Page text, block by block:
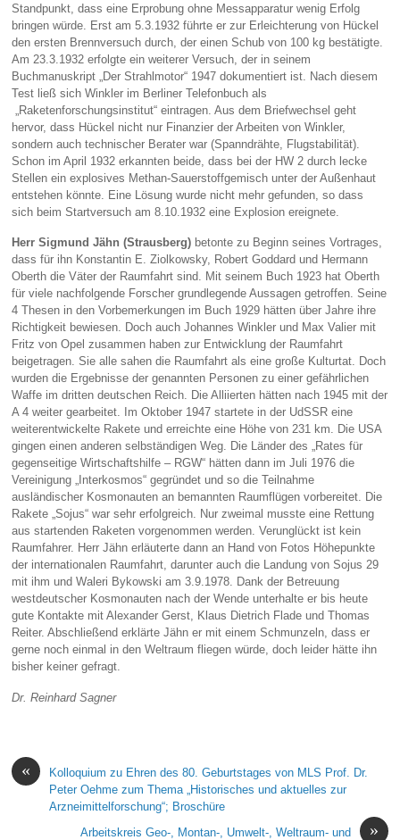
Standpunkt, dass eine Erprobung ohne Messapparatur wenig Erfolg
bringen würde. Erst am 5.3.1932 führte er zur Erleichterung von Hückel
den ersten Brennversuch durch, der einen Schub von 100 kg bestätigte.
Am 23.3.1932 erfolgte ein weiterer Versuch, der in seinem
Buchmanuskript „Der Strahlmotor“ 1947 dokumentiert ist. Nach diesem
Test ließ sich Winkler im Berliner Telefonbuch als
„Raketenforschungsinstitut“ eintragen. Aus dem Briefwechsel geht
hervor, dass Hückel nicht nur Finanzier der Arbeiten von Winkler,
sondern auch technischer Berater war (Spanndrähte, Flugstabilität).
Schon im April 1932 erkannten beide, dass bei der HW 2 durch lecke
Stellen ein explosives Methan-Sauerstoffgemisch unter der Außenhaut
entstehen könnte. Eine Lösung wurde nicht mehr gefunden, so dass
sich beim Startversuch am 8.10.1932 eine Explosion ereignete.
Herr Sigmund Jähn (Strausberg) betonte zu Beginn seines Vortrages,
dass für ihn Konstantin E. Ziolkowsky, Robert Goddard und Hermann
Oberth die Väter der Raumfahrt sind. Mit seinem Buch 1923 hat Oberth
für viele nachfolgende Forscher grundlegende Aussagen getroffen. Seine
4 Thesen in den Vorbemerkungen im Buch 1929 hätten über Jahre ihre
Richtigkeit bewiesen. Doch auch Johannes Winkler und Max Valier mit
Fritz von Opel zusammen haben zur Entwicklung der Raumfahrt
beigetragen. Sie alle sahen die Raumfahrt als eine große Kulturtat. Doch
wurden die Ergebnisse der genannten Personen zu einer gefährlichen
Waffe im dritten deutschen Reich. Die Alliierten hätten nach 1945 mit der
A 4 weiter gearbeitet. Im Oktober 1947 startete in der UdSSR eine
weiterentwickelte Rakete und erreichte eine Höhe von 231 km. Die USA
gingen einen anderen selbständigen Weg. Die Länder des „Rates für
gegenseitige Wirtschaftshilfe – RGW“ hätten dann im Juli 1976 die
Vereinigung „Interkosmos“ gegründet und so die Teilnahme
ausländischer Kosmonauten an bemannten Raumflügen vorbereitet. Die
Rakete „Sojus“ war sehr erfolgreich. Nur zweimal musste eine Rettung
aus startenden Raketen vorgenommen werden. Verunglückt ist kein
Raumfahrer. Herr Jähn erläuterte dann an Hand von Fotos Höhepunkte
der internationalen Raumfahrt, darunter auch die Landung von Sojus 29
mit ihm und Waleri Bykowski am 3.9.1978. Dank der Betreuung
westdeutscher Kosmonauten nach der Wende unterhalte er bis heute
gute Kontakte mit Alexander Gerst, Klaus Dietrich Flade und Thomas
Reiter. Abschließend erklärte Jähn er mit einem Schmunzeln, dass er
gerne noch einmal in den Weltraum fliegen würde, doch leider hätte ihn
bisher keiner gefragt.
Dr. Reinhard Sagner
«
Kolloquium zu Ehren des 80. Geburtstages von MLS Prof. Dr.
Peter Oehme zum Thema „Historisches und aktuelles zur
Arzneimittelforschung“; Broschüre
»
Arbeitskreis Geo-, Montan-, Umwelt-, Weltraum- und